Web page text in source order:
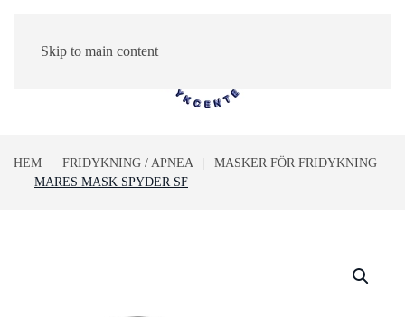
Skip to main content
HEM FRIDYKNING / APNEA
MASKER FÖR FRIDYKNING
MARES MASK SPYDER SF